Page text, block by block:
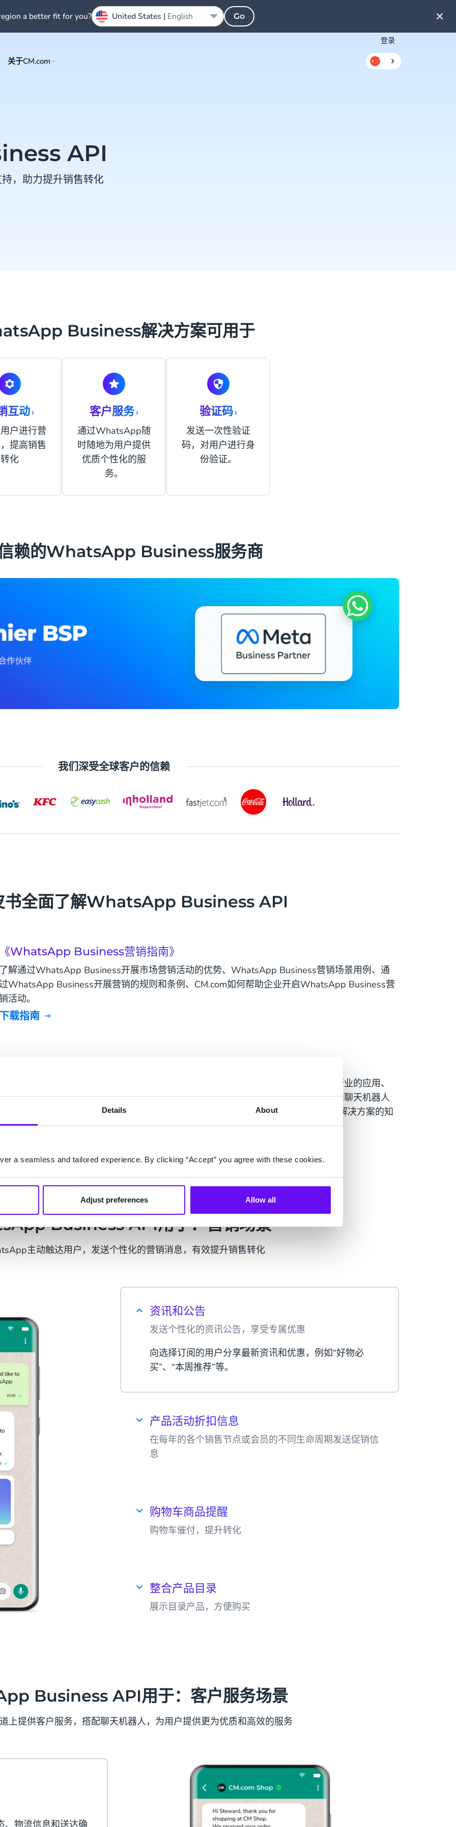
Details About
a seamless and tailored experience. By clicking “Accept” you agree with these cookies.
Adjust preferences Allow all
登录
关于CM.com
API
，助力提升销售转化
Business解决方案可用于
互动›
户进行营
提高销售
转化
客户服务›
通过WhatsApp随
时随地为用户提供
优质个性化的服
务。
验证码›
发送一次性验证
码，对用户进行身
份验证。
赖的WhatsApp Business服务商
我们深受全球客户的信赖
书全面了解WhatsApp Business API
WhatsApp Business营销指南》
解通过WhatsApp Business开展市场营销活动的优势、WhatsApp Business营销场景用例、通
WhatsApp Business开展营销的规则和条例、CM.com如何帮助企业开启WhatsApp Business营
活动。
下载指南
皮书对WhatsApp Business的消息类型及使用规则、WhatsApp Business在不同行业的应用、
何为WhatsApp Business账号引流、如何将WhatsApp Business通过自动化流程和聊天机器人
入整个客户旅程等内容进行了详细阐述，您想知道的关于Whatsapp Business API解决方案的知
都能找到答案，欢迎下载。
Business API用于：营销场景
主动触达用户，发送个性化的营销消息，有效提升销售转化
资讯和公告
发送个性化的资讯公告，享受专属优惠
向选择订阅的用户分享最新资讯和优惠，例如“好物必
买”、“本周推荐”等。
产品活动折扣信息
在每年的各个销售节点或会员的不同生命周期发送促销信
息
购物车商品提醒
购物车催付，提升转化
整合产品目录
展示目录产品，方便购买
Business API用于：客户服务场景
上提供客户服务，搭配聊天机器人，为用户提供更为优质和高效的服务
物流信息和送达确
a better fit for you? United States | English Go